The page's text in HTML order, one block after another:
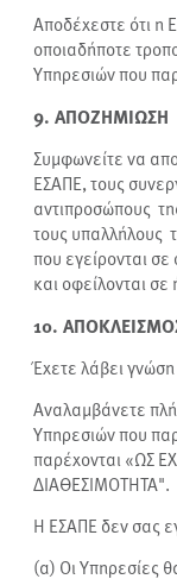
Αποδέχεστε ότι η
οποιαδήποτε
Υπηρεσιών που
9. ΑΠΟΖΗΜΙΩΣΗ
Συμφωνείτε να
ΕΣΑΠΕ, τους
αντιπροσώπους
τους υπαλλήλους
που εγείρονται
και οφείλονται
10.
Έχετε λάβει
Αναλαμβάνετε
Υπηρεσιών που
παρέχονται «ΩΣ
ΔΙΑΘΕΣΙΜΟΤΗΤΑ".
Η ΕΣΑΠΕ δεν σας
(α) Οι Υπηρεσίες